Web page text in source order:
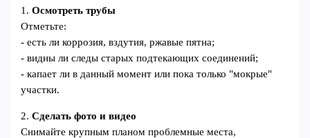
1.Осмотреть трубы
Отметьте:
- есть ли коррозия, вздутия, ржавые пятна;
- видны ли следы старых подтекающих соединений;
- капает ли в данный момент или пока только "мокрые"
участки.
2.Сделать фото и видео
Снимайте крупным планом проблемные места,